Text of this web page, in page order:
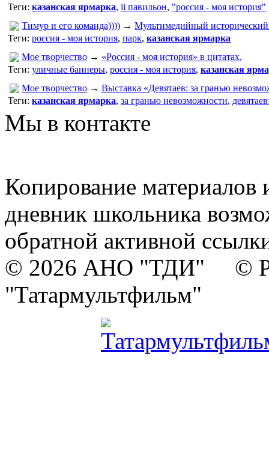
Теги: казанская ярмарка, ii павильон, "россия - моя история"
Тимур и его команда)))) → Мультимедийный
Теги: россия - моя история, парк, казанская ярмарка
Мое творчество → «Россия - моя история» в цитатах.
Теги: уличные баннеры, россия - моя история, казанская
Мое творчество → Выставка «Девятаев: за гранью
Теги: казанская ярмарка, за гранью невозможности,
Мы в контакте
Копирование материалов
дневник школьника
обратной активной
© 2026 АНО "ТДИ" ©
"Татармультфильм"